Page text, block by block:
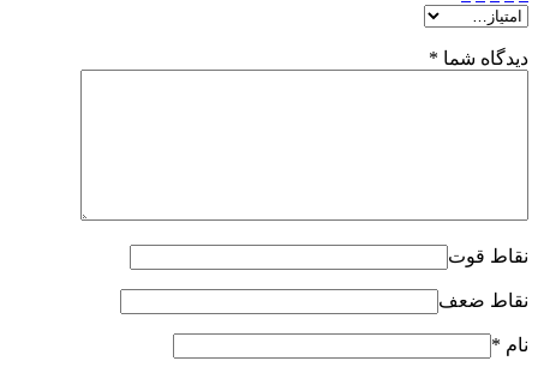
دیدگاه شما *
نقاط قوت
نقاط ضعف
نام *